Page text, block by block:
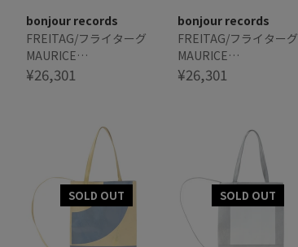
bonjour records
FREITAG/フライターグ
MAURICE
BACKPACKABLE TOTE
¥26,301
bonjour records
FREITAG/フライターグ
MAURICE
BACKPACKABLE TOTE
¥26,301